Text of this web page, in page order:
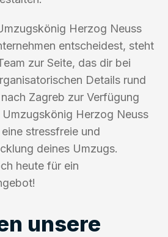
Herzog Neuss
entscheidest, steht
zur Seite, das dir bei
Details rund
Zagreb zur Verfügung
Herzog Neuss
stressfreie und
deines Umzugs.
heute für ein
unsere